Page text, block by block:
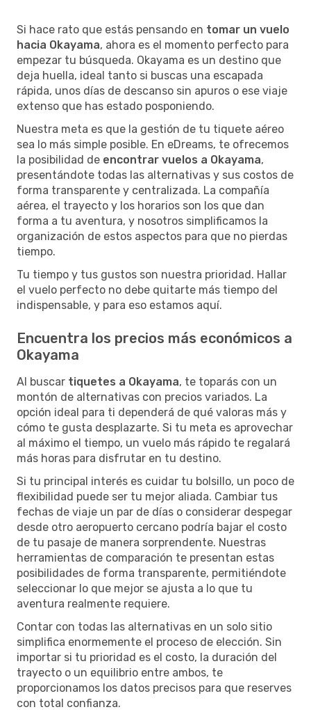
Si hace rato que estás pensando en tomar un vuelo
hacia Okayama, ahora es el momento perfecto para
empezar tu búsqueda. Okayama es un destino que
deja huella, ideal tanto si buscas una escapada
rápida, unos días de descanso sin apuros o ese viaje
extenso que has estado posponiendo.
Nuestra meta es que la gestión de tu tiquete aéreo
sea lo más simple posible. En eDreams, te ofrecemos
la posibilidad de encontrar vuelos a Okayama,
presentándote todas las alternativas y sus costos de
forma transparente y centralizada. La compañía
aérea, el trayecto y los horarios son los que dan
forma a tu aventura, y nosotros simplificamos la
organización de estos aspectos para que no pierdas
tiempo.
Tu tiempo y tus gustos son nuestra prioridad. Hallar
el vuelo perfecto no debe quitarte más tiempo del
indispensable, y para eso estamos aquí.
Encuentra los precios más económicos a
Okayama
Al buscar tiquetes a Okayama, te toparás con un
montón de alternativas con precios variados. La
opción ideal para ti dependerá de qué valoras más y
cómo te gusta desplazarte. Si tu meta es aprovechar
al máximo el tiempo, un vuelo más rápido te regalará
más horas para disfrutar en tu destino.
Si tu principal interés es cuidar tu bolsillo, un poco de
flexibilidad puede ser tu mejor aliada. Cambiar tus
fechas de viaje un par de días o considerar despegar
desde otro aeropuerto cercano podría bajar el costo
de tu pasaje de manera sorprendente. Nuestras
herramientas de comparación te presentan estas
posibilidades de forma transparente, permitiéndote
seleccionar lo que mejor se ajusta a lo que tu
aventura realmente requiere.
Contar con todas las alternativas en un solo sitio
simplifica enormemente el proceso de elección. Sin
importar si tu prioridad es el costo, la duración del
trayecto o un equilibrio entre ambos, te
proporcionamos los datos precisos para que reserves
con total confianza.